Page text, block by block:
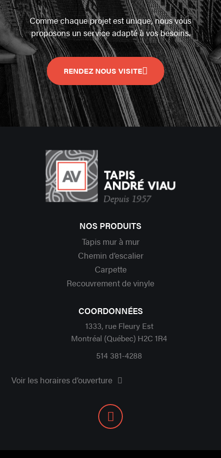
Comme chaque projet est unique, nous vous
proposons un service adapté à vos besoins.
RENDEZ NOUS VISITE
NOS PRODUITS
Tapis mur à mur
Chemin d’escalier
Carpette
Recouvrement de vinyle
COORDONNÉES
1333, rue Fleury Est
Montréal (Québec) H2C 1R4
514 381-4288
Voir les horaires d’ouverture